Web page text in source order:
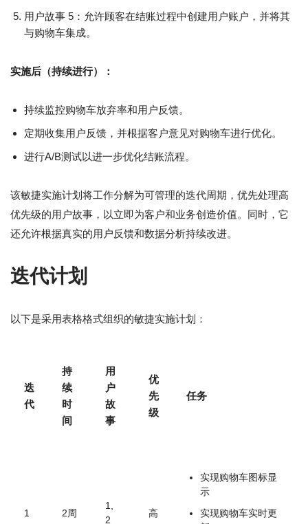
用户故事 5：允许顾客在结账过程中创建用户账户，并将其
与购物车集成。
实施后（持续进行）：
持续监控购物车放弃率和用户反馈。
定期收集用户反馈，并根据客户意见对购物车进行优化。
进行A/B测试以进一步优化结账流程。
该敏捷实施计划将工作分解为可管理的迭代周期，优先处理高
优先级的用户故事，以立即为客户和业务创造价值。同时，它
还允许根据真实的用户反馈和数据分析持续改进。
迭代计划
以下是采用表格格式组织的敏捷实施计划：
迭
代
持
续
时
间
用
户
故
事
优
先
级
任务
1 2周
1,
2
高
实现购物车图标显
示
实现购物车实时更